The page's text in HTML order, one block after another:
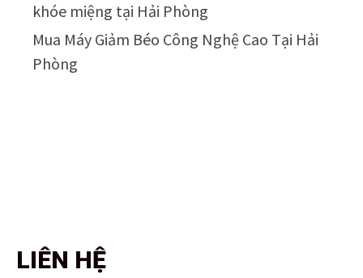
khóe miệng tại Hải Phòng
Mua Máy Giảm Béo Công Nghệ Cao Tại Hải
Phòng
LIÊN HỆ